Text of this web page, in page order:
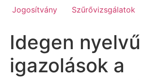
Jogosítvány
Szűrővizsgálatok
Idegen nyelvű
igazolások a